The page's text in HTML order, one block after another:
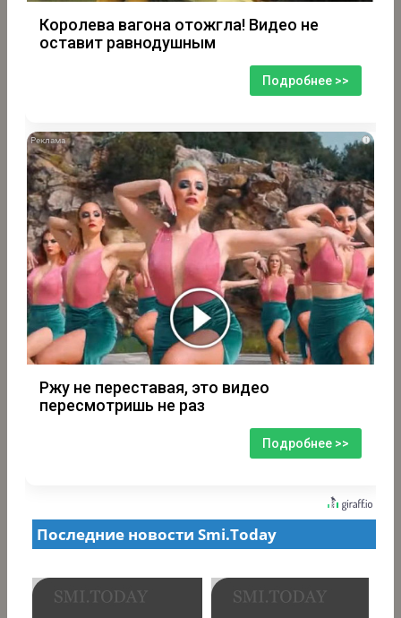
Королева вагона отожгла! Видео не
оставит равнодушным
Подробнее >>
i
Ржу не переставая, это видео
пересмотришь не раз
Подробнее >>